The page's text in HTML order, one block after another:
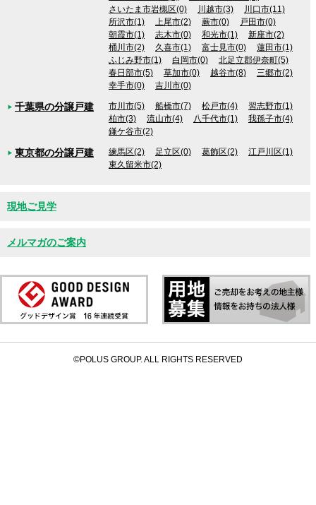
さいたま市岩槻区(0)
川越市(3)
川口市(11)
所沢市(1)
上尾市(2) 蕨市(0)
戸田市(0)
朝霞市(1)
志木市(0) 和光市(1)
新座市(2)
桶川市(2)
久喜市(1) 富士見市(0)
蓮田市(1)
ふじみ野市(1)
白岡市(0)
北足立郡伊奈町(5)
春日部市(5)
草加市(0) 越谷市(8)
三郷市(2)
幸手市(0)
吉川市(0)
千葉県の分譲戸建 市川市(5) 船橋市(7) 松戸市(4)
習志野市(1)
柏市(3)
流山市(4) 八千代市(1)
我孫子市(4)
鎌ケ谷市(2)
東京都の分譲戸建 練馬区(2) 足立区(0) 葛飾区(2)
江戸川区(1)
東久留米市(2)
現地ご見学
メルマガのご案内
©POLUS GROUP. ALL RIGHTS RESERVED